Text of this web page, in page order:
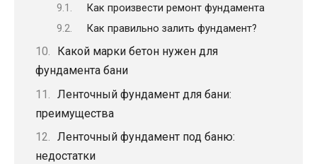
Как произвести ремонт фундамента
Как правильно залить фундамент?
Какой марки бетон нужен для
фундамента бани
Ленточный фундамент для бани:
преимущества
Ленточный фундамент под баню:
недостатки